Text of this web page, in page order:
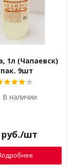
1л (Чапаевск)
9шт
В наличии
/шт